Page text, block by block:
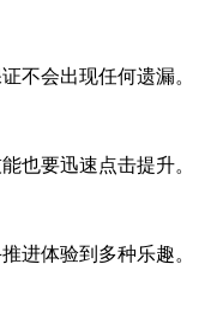
会出现任何遗漏。
要迅速点击提升。
体验到多种乐趣。